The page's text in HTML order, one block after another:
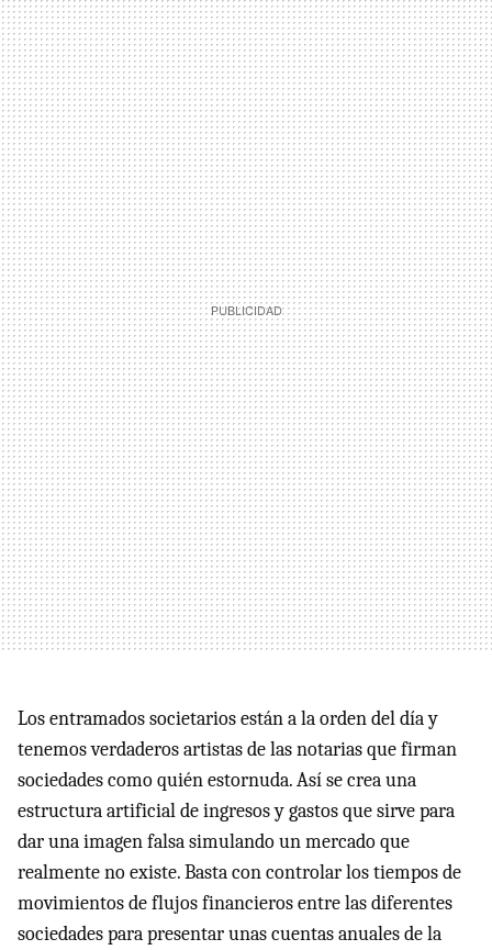
Los entramados societarios están a la orden del día y
tenemos verdaderos artistas de las notarias que firman
sociedades como quién estornuda. Así se crea una
estructura artificial de ingresos y gastos que sirve para
dar una imagen falsa simulando un mercado que
realmente no existe. Basta con controlar los tiempos de
movimientos de flujos financieros entre las diferentes
sociedades para presentar unas cuentas anuales de la